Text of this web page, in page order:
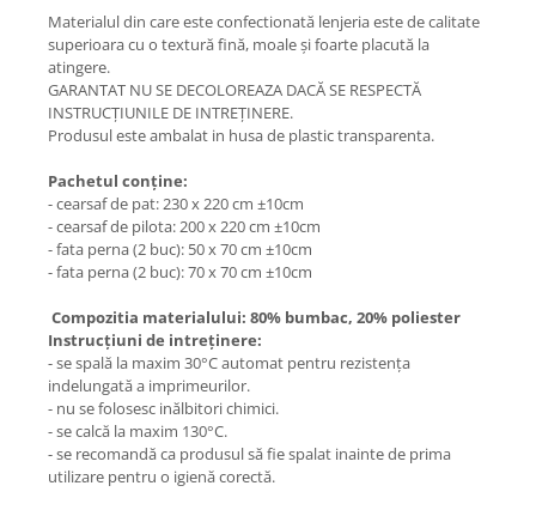
Materialul din care este confectionată lenjeria este de calitate
superioara cu o textură fină, moale și foarte placută la
atingere.
GARANTAT NU SE DECOLOREAZA DACĂ SE RESPECTĂ
INSTRUCȚIUNILE DE INTREȚINERE.
Produsul este ambalat in husa de plastic transparenta.
Pachetul conține:
- cearsaf de pat: 230 x 220 cm ±10cm
- cearsaf de pilota: 200 x 220 cm ±10cm
- fata perna (2 buc): 50 x 70 cm ±10cm
- fata perna (2 buc): 70 x 70 cm ±10cm
Compozitia materialului: 80% bumbac, 20% poliester
Instrucțiuni de intreținere:
- se spală la maxim 30°C automat pentru rezistența
indelungată a imprimeurilor.
- nu se folosesc inălbitori chimici.
- se calcă la maxim 130°C.
- se recomandă ca produsul să fie spalat inainte de prima
utilizare pentru o igienă corectă.